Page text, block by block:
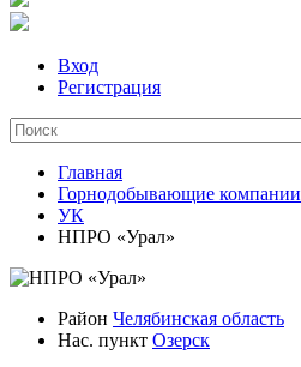
Вход
Регистрация
Главная
Горнодобывающие компании
УК
НПРО «Урал»
Район Челябинская область
Нас. пункт Озерск